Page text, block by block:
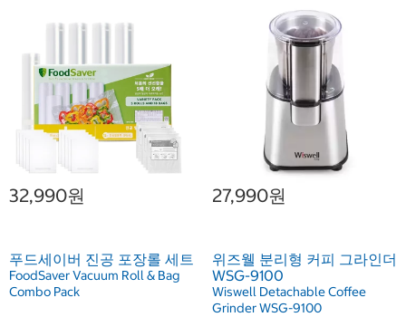
32,990원
푸드세이버 진공 포장롤 세트
FoodSaver Vacuum Roll & Bag
Combo Pack
27,990원
위즈웰 분리형 커피 그라인더
WSG-9100
Wiswell Detachable Coffee
Grinder WSG-9100